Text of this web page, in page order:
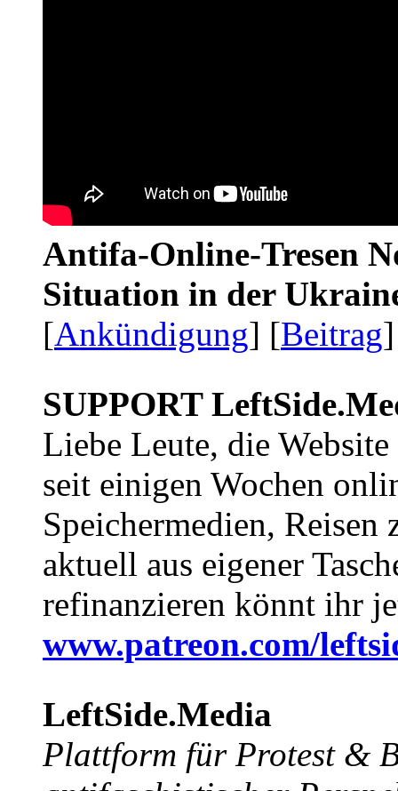
Antifa-Online-Tresen
Situation in der
[Ankündigung] [Beitrag
SUPPORT
Liebe Leute, die Website
seit einigen Wochen
Speichermedien, Reisen
aktuell aus eigener
refinanzieren könnt ihr
www.patreon.com/
LeftSide.Media
Plattform für Protest &